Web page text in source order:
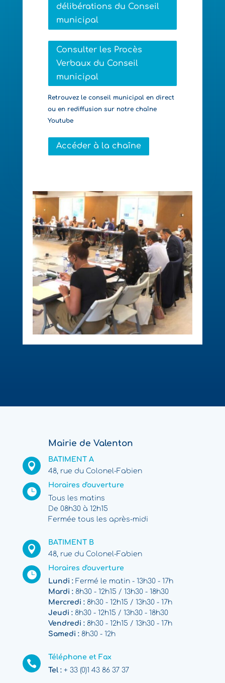
délibérations du Conseil
municipal
Consulter les Procès
Verbaux du Conseil
municipal
Retrouvez le conseil municipal en direct
ou en rediffusion sur notre chaîne
Youtube
Accéder à la chaîne
Mairie de Valenton

BATIMENT A
48, rue du Colonel-Fabien

Horaires d'ouverture
Tous les matins
De 08h30 à 12h15
Fermée tous les après-midi

BATIMENT B
48, rue du Colonel-Fabien

Horaires d'ouverture
Lundi :Fermé le matin - 13h30 - 17h
Mardi :8h30 - 12h15 / 13h30 - 18h30
Mercredi :8h30 - 12h15 / 13h30 - 17h
Jeudi :8h30 - 12h15 / 13h30 - 18h30
Vendredi :8h30 - 12h15 / 13h30 - 17h
Samedi :8h30 - 12h

Téléphone et Fax
Tel :+ 33 (0)1 43 86 37 37